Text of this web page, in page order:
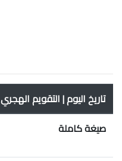
تاريخ اليوم | التقويم الهجري
صيغة كاملة